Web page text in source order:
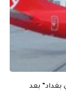
بغداد” بعد